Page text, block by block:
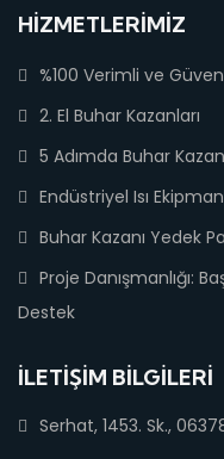
HIZMETLERIMIZ
%100 Verimli ve
2. El Buhar Kazanları
5 Adımda Buhar
Endüstriyel Isı
Buhar Kazanı Yedek
Proje Danışmanlığı:
Destek
İLETIŞIM BILGILERI
Serhat, 1453. Sk.,